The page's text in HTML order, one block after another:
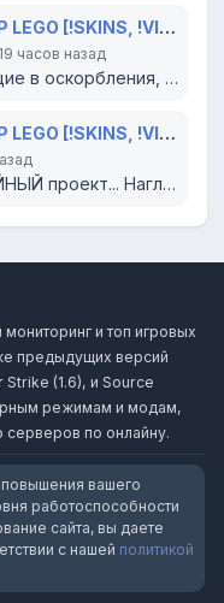
➥ [CS2AGE.RU] AWP LEGO [!SKINS, !VIP, !LVL]
19 часов назад
Доводы переходящие в оскорбления, попытки очернить проект словами вырванными из контекста?...
➥ [CS2AGE.RU] AWP LEGO [!SKINS, !VIP, !LVL]
Откровенно ПОМОЙНЫЙ проект... Наглухо отбитый создатель не слушает доводы, а банит (как МЕ...
и топ игровых
предыдущих версий
(1.6), и Source
режимам и модам,
по онлайну.
вашего
работоспособности
сайта, вы даете
с нашей политикой